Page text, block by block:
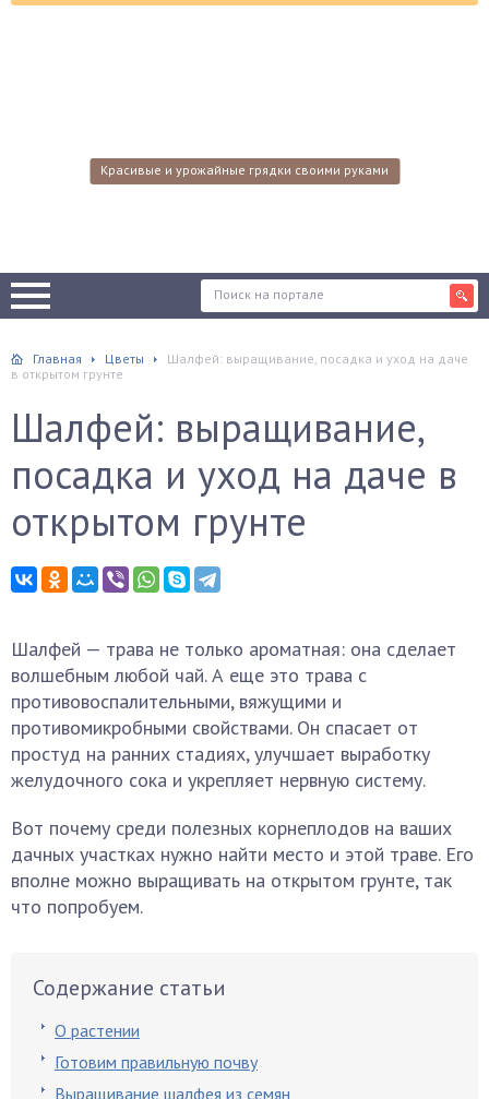
Красивые и урожайные грядки своими руками
Главная Цветы
Шалфей: выращивание, посадка и уход на даче
в открытом грунте
Шалфей: выращивание,
посадка и уход на даче в
открытом грунте
Шалфей — трава не только ароматная: она сделает
волшебным любой чай. А еще это трава с
противовоспалительными, вяжущими и
противомикробными свойствами. Он спасает от
простуд на ранних стадиях, улучшает выработку
желудочного сока и укрепляет нервную систему.
Вот почему среди полезных корнеплодов на ваших
дачных участках нужно найти место и этой траве. Его
вполне можно выращивать на открытом грунте, так
что попробуем.
Содержание статьи
О растении
Готовим правильную почву
Выращивание шалфея из семян